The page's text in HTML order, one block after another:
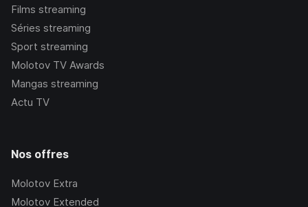
Films streaming
Séries streaming
Sport streaming
Molotov TV Awards
Mangas streaming
Actu TV
Nos offres
Molotov Extra
Molotov Extended